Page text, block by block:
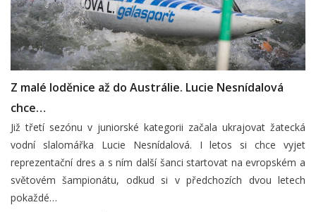
Z malé loděnice až do Austrálie. Lucie Nesnídalová
chce…
Již třetí sezónu v juniorské kategorii začala ukrajovat žatecká
vodní slalomářka Lucie Nesnídalová. I letos si chce vyjet
reprezentační dres a s ním další šanci startovat na evropském a
světovém šampionátu, odkud si v předchozích dvou letech
pokaždé…